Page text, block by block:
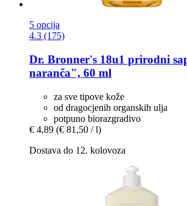
5 opcija
4.3 (175)
Dr. Bronner's 18u1 prirodni
naranča", 60 ml
za sve tipove kože
od dragocjenih organskih ulja
potpuno biorazgradivo
€ 4,89 (€ 81,50 / l)
Dostava do 12. kolovoza